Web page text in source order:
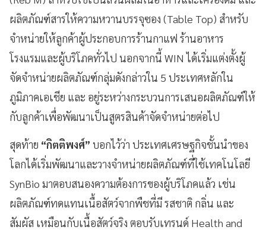
ผลิตภัณฑ์สารให้ความหวานบรรจุซอง (Table Top) สำหรับ
จำหน่ายให้ลูกค้าผู้ประกอบการร้านกาแฟ ร้านอาหาร
โรงแรมและผู้บริโภคทั่วไป นอกจากนี้ WIN ได้เริ่มแต่งตั้งผู้
จัดจำหน่ายผลิตภัณฑ์กลุ่มดังกล่าวใน 5 ประเทศหลักใน
ภูมิภาคเอเชีย และ อยู่ระหว่างกระบวนการเสนอผลิตภัณฑ์ให้
กับลูกค้าเพื่อพัฒนาเป็นสูตรสินค้าจัดจำหน่ายต่อไป
สุดท้าย “กิตติพงศ์” บอกไว้ว่า ประเทศเศรษฐกิจชั้นนำของ
โลกได้เริ่มพัฒนาและวางจำหน่ายผลิตภัณฑ์ที่ใช้เทคโนโลยี
SynBio มาตอบสนองความต้องการของผู้บริโภคแล้ว เช่น
ผลิตภัณฑ์ทดแทนเนื้อสัตว์จากพืชที่มี รสชาติ กลิ่น และ
สัมผัส เหมือนกับเนื้อสัตว์จริง ตอบรับเทรนด์ Health and